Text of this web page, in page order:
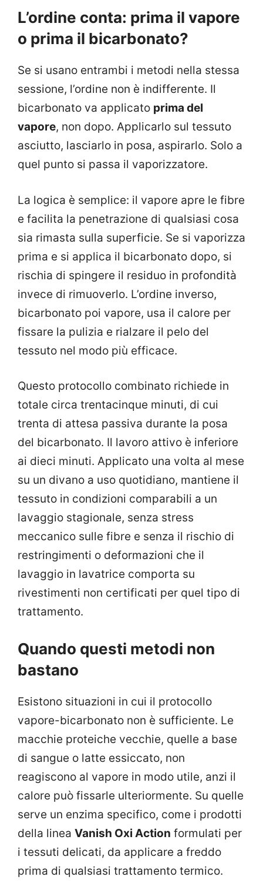
L’ordine conta: prima il vapore
o prima il bicarbonato?
Se si usano entrambi i metodi nella stessa
sessione, l’ordine non è indifferente. Il
bicarbonato va applicato prima del
vapore, non dopo. Applicarlo sul tessuto
asciutto, lasciarlo in posa, aspirarlo. Solo a
quel punto si passa il vaporizzatore.
La logica è semplice: il vapore apre le fibre
e facilita la penetrazione di qualsiasi cosa
sia rimasta sulla superficie. Se si vaporizza
prima e si applica il bicarbonato dopo, si
rischia di spingere il residuo in profondità
invece di rimuoverlo. L’ordine inverso,
bicarbonato poi vapore, usa il calore per
fissare la pulizia e rialzare il pelo del
tessuto nel modo più efficace.
Questo protocollo combinato richiede in
totale circa trentacinque minuti, di cui
trenta di attesa passiva durante la posa
del bicarbonato. Il lavoro attivo è inferiore
ai dieci minuti. Applicato una volta al mese
su un divano a uso quotidiano, mantiene il
tessuto in condizioni comparabili a un
lavaggio stagionale, senza stress
meccanico sulle fibre e senza il rischio di
restringimenti o deformazioni che il
lavaggio in lavatrice comporta su
rivestimenti non certificati per quel tipo di
trattamento.
Quando questi metodi non
bastano
Esistono situazioni in cui il protocollo
vapore-bicarbonato non è sufficiente. Le
macchie proteiche vecchie, quelle a base
di sangue o latte essiccato, non
reagiscono al vapore in modo utile, anzi il
calore può fissarle ulteriormente. Su quelle
serve un enzima specifico, come i prodotti
della linea Vanish Oxi Action formulati per
i tessuti delicati, da applicare a freddo
prima di qualsiasi trattamento termico.